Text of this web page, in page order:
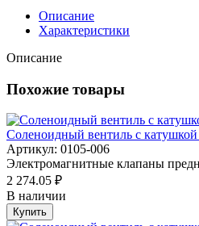
Описание
Характеристики
Описание
Похожие товары
Соленоидный вентиль с
Артикул: 0105-006
Электромагнитные клапаны
2 274.05 ₽
В наличии
Купить